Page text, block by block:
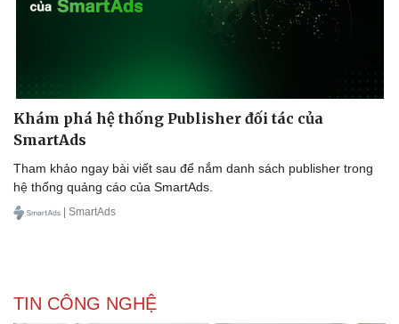
Khám phá hệ thống Publisher đối tác của
SmartAds
Tham khảo ngay bài viết sau để nắm danh sách publisher trong
hệ thống quảng cáo của SmartAds.
| SmartAds
TIN CÔNG NGHỆ